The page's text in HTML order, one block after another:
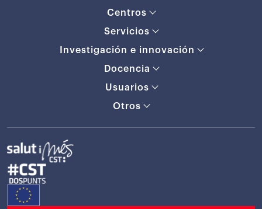
Centros
Servicios
Investigación e innovación
Docencia
Usuarios
Otros